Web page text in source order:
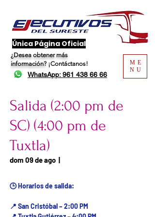
​Única Página Oficial
¿Desea obtener más
información? ¡Contáctanos!
WhatsApp: 961 438 66 66
ME
NU
Salida (2:00 pm de
SC) (4:00 pm de
Tuxtla)
dom 09 de ago
  |
🕒 Horarios de salida:
📍 San Cristóbal – 2:00 PM